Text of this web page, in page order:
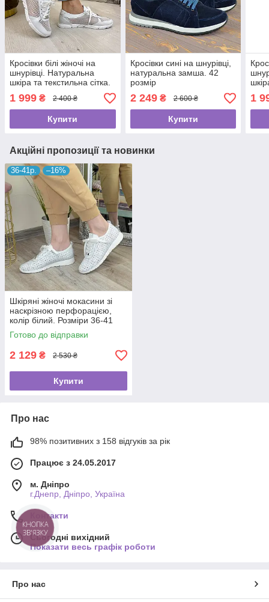
Кросівки білі жіночі на
шнурівці. Натуральна
шкіра та текстильна сітка.
39 розмір
1 999 ₴ 2 400 ₴
Купити
Кросівки сині на шнурівці,
натуральна замша. 42
розмір
2 249₴ 2 600 ₴
Купити
1
Акційні пропозиції та новинки
36-41р. –16%
Шкіряні жіночі мокасини зі
наскрізною перфорацією,
колір білий. Розміри 36-41
Готово до відправки
2 129 ₴ 2 530 ₴
Купити
Про нас
98% позитивних з 158 відгуків за рік
Працює з 24.05.2017
м. Дніпро
г.Днепр, Дніпро, Україна
Контакти
Сьогодні вихідний
Показати весь графік роботи
Про нас
КНОПКА
ЗВ'ЯЗКУ